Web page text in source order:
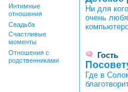
Интимные
отношения
Свадьба
Счастливые
моменты
Отношения с
родственниками
Ни для
очень
Гость
Где в